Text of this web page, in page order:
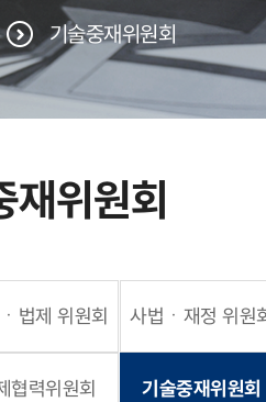
기술중재위원회
재위원회
법제 위원회 사법ㆍ재정 위원
협력위원회 기술중재위원회